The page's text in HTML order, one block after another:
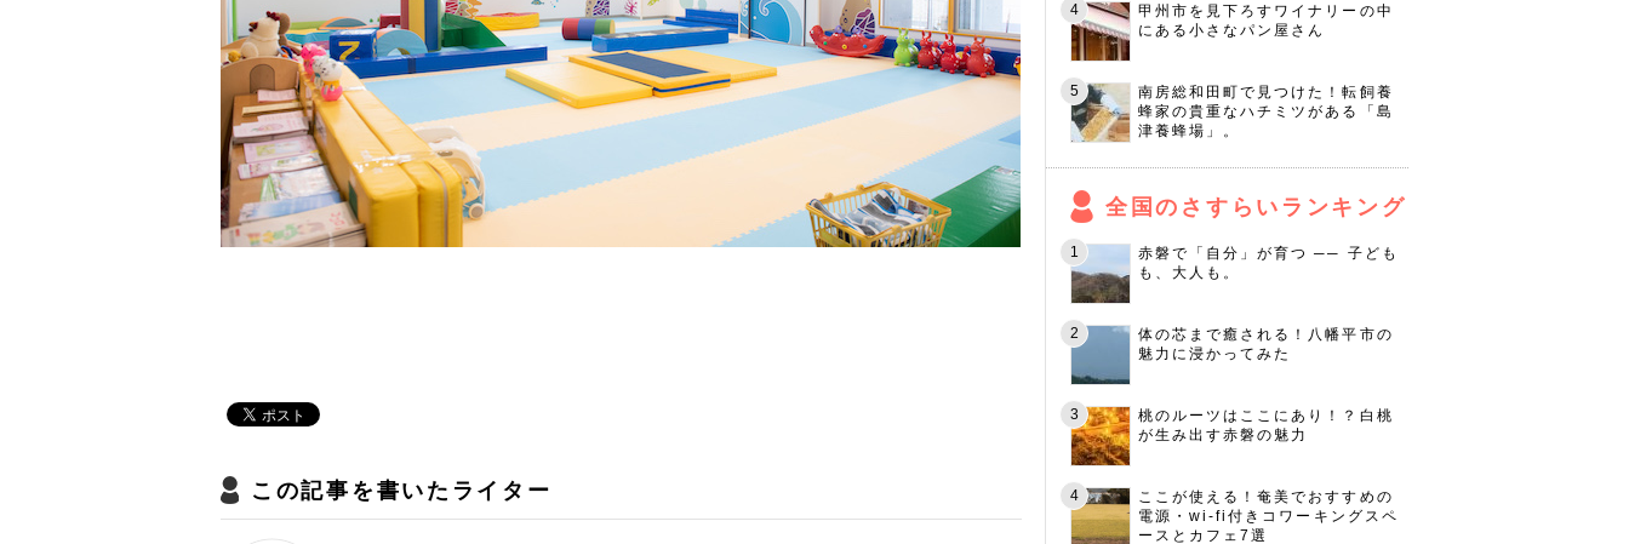
この記事を書いたライター
甲州市を見下ろすワイナリーの中
にある小さなパン屋さん
南房総和田町で見つけた！転飼養
蜂家の貴重なハチミツがある「島
津養蜂場」。
全国のさすらいランキング
赤磐で「自分」が育つ ── 子ども
も、大人も。
体の芯まで癒される！八幡平市の
魅力に浸かってみた
桃のルーツはここにあり！？白桃
が生み出す赤磐の魅力
ここが使える！奄美でおすすめの
電源・wi-fi付きコワーキングスペ
ースとカフェ7選